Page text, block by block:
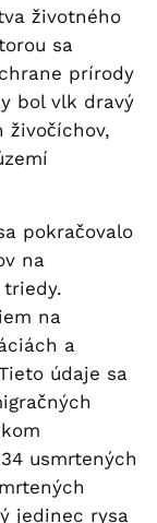
životného
sa
prírody
bol vlk dravý
živočíchov,
pokračovalo
na
na
a
údaje sa
usmrtených
jedinec rysa